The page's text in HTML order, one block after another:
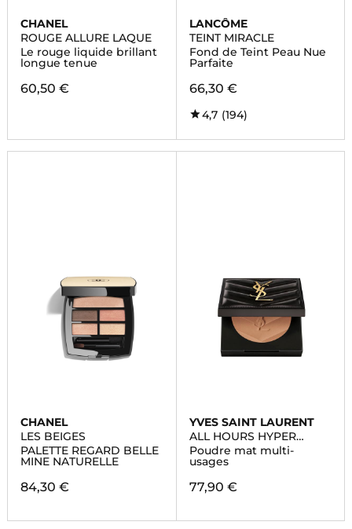
CHANEL
ROUGE ALLURE LAQUE
Le rouge liquide brillant
longue tenue
60,50 €
LANCÔME
TEINT MIRACLE
Fond de Teint Peau Nue
Parfaite
66,30 €
4,7 (194)
CHANEL
LES BEIGES
PALETTE REGARD BELLE
MINE NATURELLE
84,30 €
YVES SAINT LAURENT
ALL HOURS HYPER
FINISH
Poudre mat multi-
usages
77,90 €